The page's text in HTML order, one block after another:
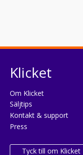
Klicket
Om Klicket
Säljtips
Kontakt & support
Press
Tyck till om Klicket